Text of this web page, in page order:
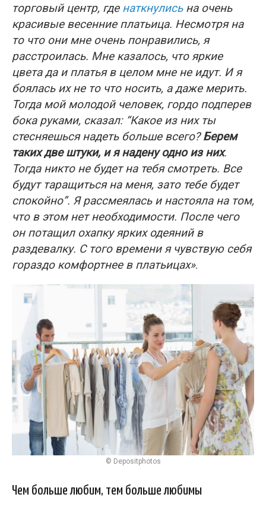
торговый центр, где наткнулисьна очень
красивые весенние платьица. Несмотря на
то что они мне очень понравились, я
расстроилась. Мне казалось, что яркие
цвета да и платья в целом мне не идут. И я
боялась их не то что носить, а даже мерить.
Тогда мой молодой человек, гордо подперев
бока руками, сказал: “Какое из них ты
стесняешься надеть больше всего?Берем
таких две штуки, и я надену одно из них.
Тогда никто не будет на тебя смотреть. Все
будут таращиться на меня, зато тебе будет
спокойно”. Я рассмеялась и настояла на том,
что в этом нет необходимости. После чего
он потащил охапку ярких одеяний в
раздевалку. С того времени я чувствую себя
гораздо комфортнее в платьицах».
© Depositphotos
Чем больше любим, тем больше любимы